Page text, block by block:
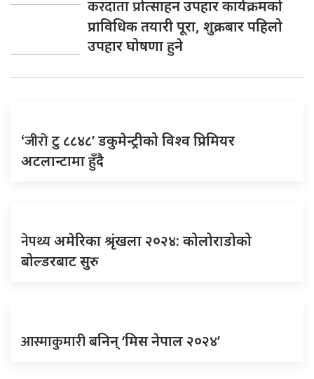
करदाताप्रोत्साहन उपहार कार्यक्रमको
प्राविधिक तयारी पूरा, शुक्रबार पहिलो
उपहार घोषणा हुने
‘जीरोटु ८८४८’ डकुमेन्ट्रीको विश्व प्रिमियर
अटलान्टामा हुँदै
नेपथ्यअमेरिका श्रृंखला २०२४: कोलोराडोको
बोल्डरबाट सुरु
आस्माकुमारीबनिन् ‘मिस नेपाल २०२४’